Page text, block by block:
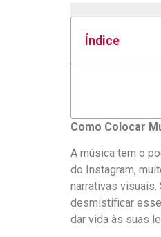
Índice
Como Colocar
A música tem o
do Instagram,
narrativas​
desmistificar
dar vida às suas